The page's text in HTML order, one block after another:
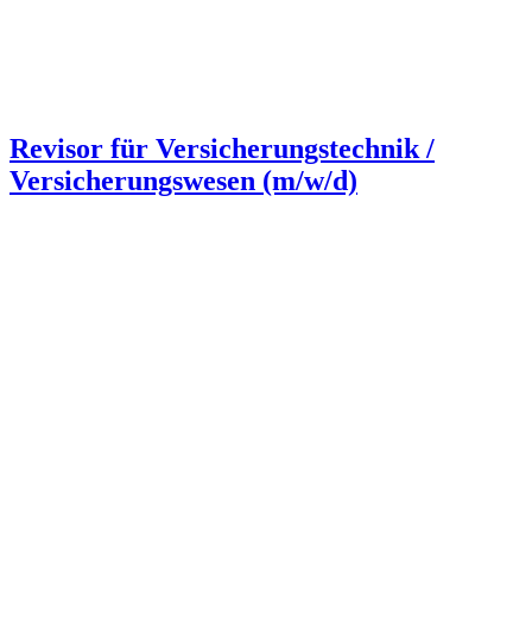
Revisor für Versicherungstechnik /
Versicherungswesen (m/w/d)